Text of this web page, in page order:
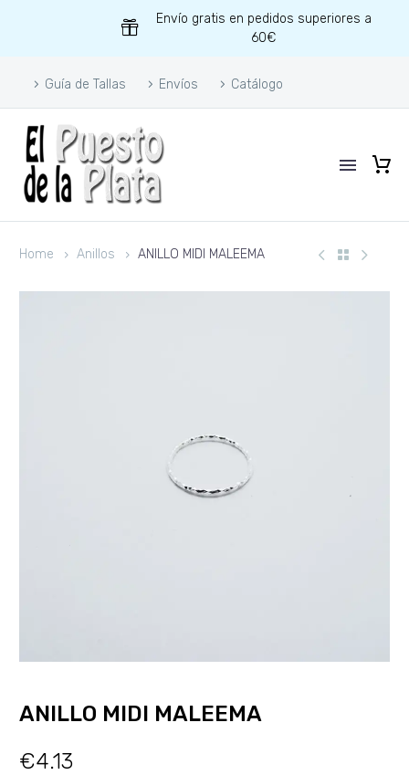
Envío gratis en pedidos superiores a
60€
Guía de Tallas Envíos Catálogo
Home Anillos ANILLO MIDI MALEEMA
ANILLO MIDI MALEEMA
€4.13